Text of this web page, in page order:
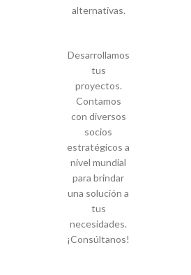
alternativas.
Desarrollamos
tus
proyectos.
Contamos
con diversos
socios
estratégicos a
nivel mundial
para brindar
una solución a
tus
necesidades.
¡Consúltanos!